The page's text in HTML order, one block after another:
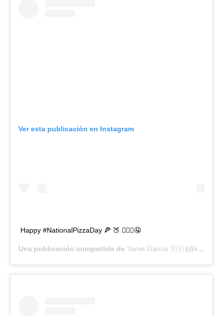
Ver esta publicación en Instagram
Happy #NationalPizzaDay 🍕 🍑 🙋🏻‍♀️🤤
Una publicación compartida de Yanet Garcia 🇲🇽 (@iamyanetgarcia) el